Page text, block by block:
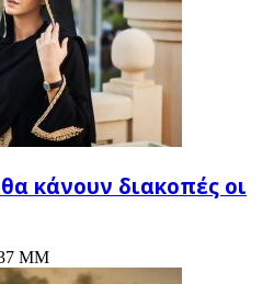
κάνουν διακοπές οι
ΜΜ